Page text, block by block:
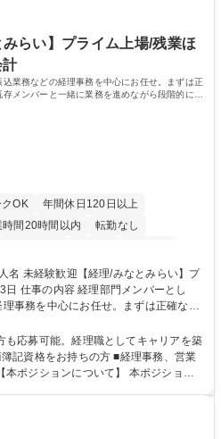
ー事業 ※入社後は上記いずれかの部門
務 募集職種 【都庁グル
9時間未満／有給年平均16日取得
ます。 ■様々なプロジェクト：駐車場
された照明を兼ねた広告「ブライトサ
収益を生み出す活動を積極的に行って
らい】プライム上場/残業ほ
計
業務などの経理事務を中心にお任せ。まずは正
メンバーと一緒に業務を進めながら段階的に経
OK
年間休日120日以上
時間20時間以内
転勤なし
駅近5分以内 土日祝休み
服装自由
とし
事務を中心にお任せ。まずは正確な入
メンバーと一緒に業務を進めながら段
は】 ■社内稟議に
■明細作成 ■伝票処理、記帳業務 ■既存
は】 ■月次決算補助 ■四半期・年次決
応募可能。経理職としてキャリアを築
記資格をお持ちの方 ■経理事務、営業
半期決算・開示資料作成補助などへス